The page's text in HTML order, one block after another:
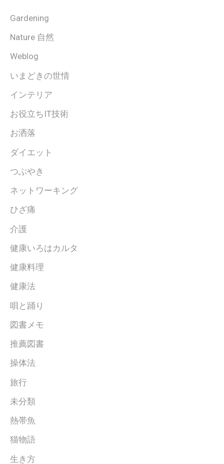
Gardening
Nature 自然
Weblog
いまどきの世情
インテリア
お役立ちIT技術
お洒落
ダイエット
つぶやき
ネットワーキング
ひざ痛
介護
健康いろはカルタ
健康料理
健康法
唄と踊り
図書メモ
推薦図書
操体法
旅行
未分類
熱帯魚
猫物語
生き方